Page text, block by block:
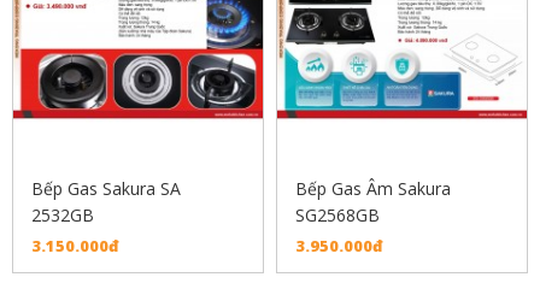
Bếp Gas Sakura SA
2532GB
3.150.000đ
Bếp Gas Âm Sakura
SG2568GB
3.950.000đ